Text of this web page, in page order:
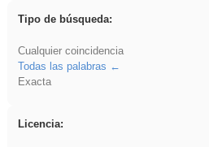
Tipo de búsqueda:
Cualquier coincidencia
Todas las palabras
Exacta
Licencia: